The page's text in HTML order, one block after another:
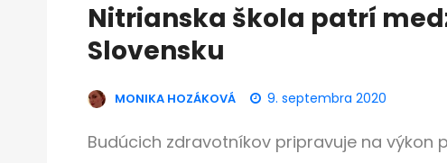
Nitrianska škola patrí
Slovensku
MONIKA HOZÁKOVÁ 9. septembra 2020
Budúcich zdravotníkov pripravuje na výkon